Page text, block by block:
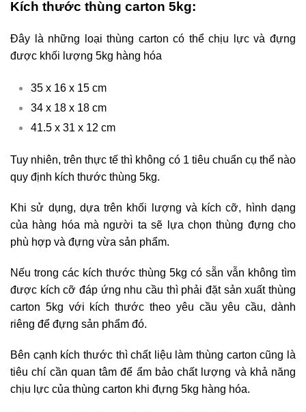
Kích thước thùng carton 5kg:
Đây là những loại thùng carton có thể chịu lực và đựng
được khối lượng 5kg hàng hóa
35 x 16 x 15 cm
34 x 18 x 18 cm
41.5 x 31 x 12 cm
Tuy nhiên, trên thực tế thì không có 1 tiêu chuẩn cụ thể nào
quy định kích thước thùng 5kg.
Khi sử dụng, dựa trên khối lượng và kích cỡ, hình dạng
của hàng hóa mà người ta sẽ lựa chọn thùng đựng cho
phù hợp và đựng vừa sản phẩm.
Nếu trong các kích thước thùng 5kg có sẵn vẫn không tìm
được kích cỡ đáp ứng nhu cầu thì phải đặt sản xuất thùng
carton 5kg với kích thước theo yêu cầu yêu cầu, dành
riêng để đựng sản phẩm đó.
Bên cạnh kích thước thì chất liệu làm thùng carton cũng là
tiêu chí cần quan tâm để ẩm bảo chất lượng và khả năng
chịu lực của thùng carton khi đựng 5kg hàng hóa.